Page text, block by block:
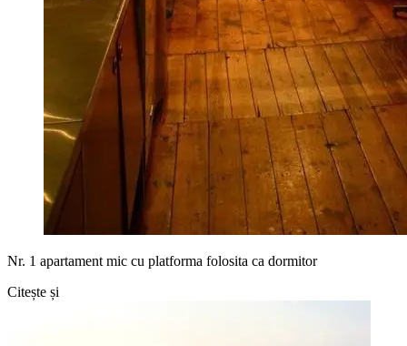
Nr. 1 apartament mic cu platforma folosita ca dormitor
Citește și